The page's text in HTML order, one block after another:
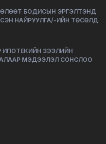
БОДИСЫН ЭРГЭЛТЭНД
НАЙРУУЛГА/-ИЙН ТӨСӨЛД
ЗЭЭЛИЙН
МЭДЭЭЛЭЛ СОНСЛОО